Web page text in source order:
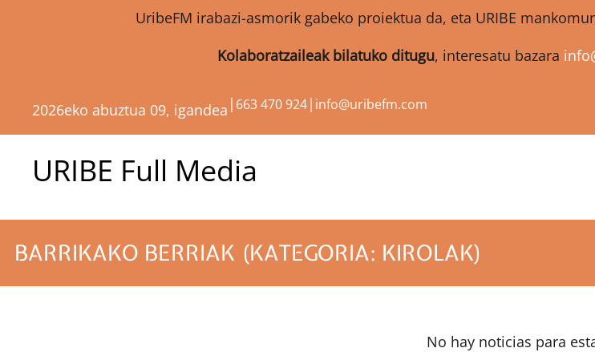
UribeFM irabazi-asmorik gabeko proiektua da, eta URIBE
Kolaboratzaileak bilatuko ditugu, interesatu bazara
2026eko abuztua 09, igandea | 663 470 924| info@uribefm.com
URIBE Full Media
BARRIKAKO BERRIAK (KATEGORIA: KIROLAK)
No hay noticias para